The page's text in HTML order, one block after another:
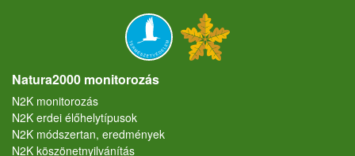
Natura2000 monitorozás
N2K monitorozás
N2K erdei élőhelytípusok
N2K módszertan, eredmények
N2K köszönetnyilvánítás